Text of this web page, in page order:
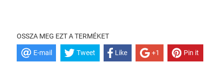
OSSZA MEG EZT A TERMÉKET
E-mail Tweet Like +1 Pin it